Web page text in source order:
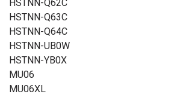
HSTNN-Q62C
HSTNN-Q63C
HSTNN-Q64C
HSTNN-UB0W
HSTNN-YB0X
MU06
MU06XL